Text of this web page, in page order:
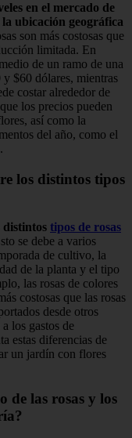
en el mercado de
ubicación geográfica
son más costosas que
limitada. En
de un ramo de una
y $60 dólares, mientras
costar alrededor de
los precios pueden
así como la
del año, como el
los distintos tipos
distintos tipos de rosas
se debe a varios
de cultivo, la
de la planta y el tipo
las rosas de colores
costosas que las rosas
desde otros
los gastos de
estas diferencias de
un jardín con flores
de las rosas y los